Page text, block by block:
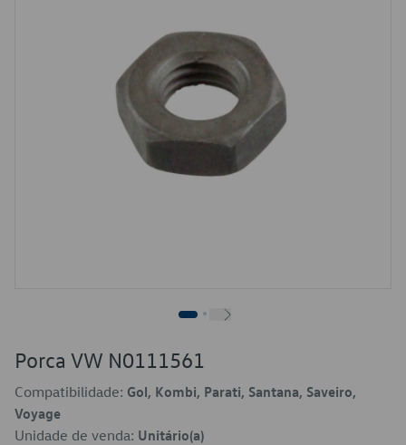
Porca VW N0111561
Compatibilidade: Gol, Kombi, Parati, Santana, Saveiro,
Voyage
Unidade de venda: Unitário(a)